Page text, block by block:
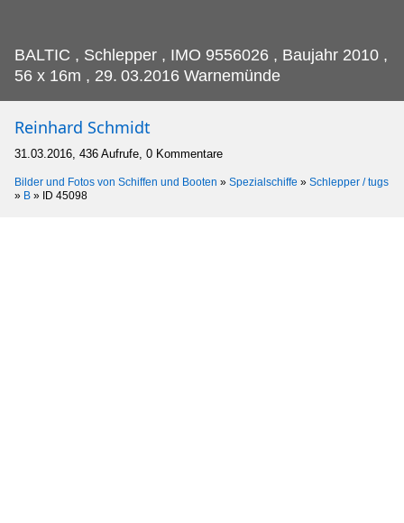
BALTIC , Schlepper , IMO 9556026 , Baujahr 2010 ,
56 x 16m , 29. 03.2016 Warnemünde
Reinhard Schmidt
31.03.2016, 436 Aufrufe, 0 Kommentare
Bilder und Fotos von Schiffen und Booten » Spezialschiffe » Schlepper / tugs
» B » ID 45098